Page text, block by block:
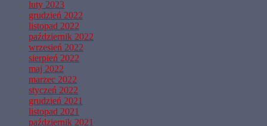
luty 2023
grudzień 2022
listopad 2022
październik 2022
wrzesień 2022
sierpień 2022
maj 2022
marzec 2022
styczeń 2022
grudzień 2021
listopad 2021
październik 2021